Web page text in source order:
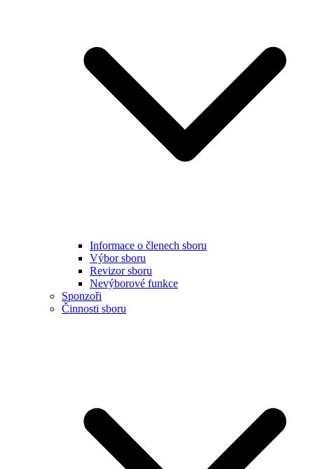
Informace o členech sboru
Výbor sboru
Revizor sboru
Nevýborové funkce
Sponzoři
Činnosti sboru